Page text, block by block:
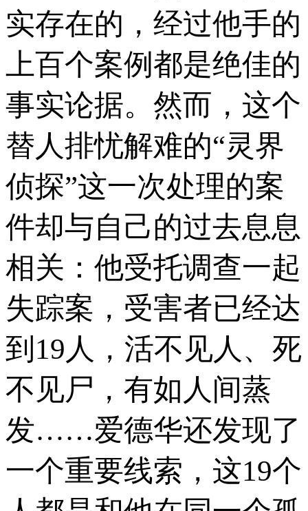
实存在的，经过他手的
上百个案例都是绝佳的
事实论据。然而，这个
替人排忧解难的“灵界
侦探”这一次处理的案
件却与自己的过去息息
相关：他受托调查一起
失踪案，受害者已经达
到19人，活不见人、死
不见尸，有如人间蒸
发……爱德华还发现了
一个重要线索，这19个